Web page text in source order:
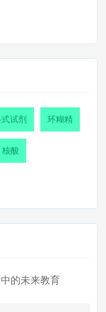
试剂 环糊精
核酸
的未来教育